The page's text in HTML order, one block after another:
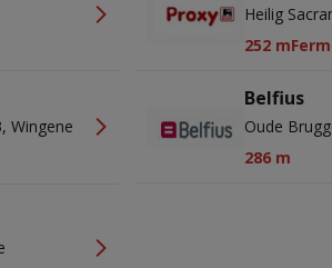
Heilig
252 m
Wingene
Belfius
Oude
286 m